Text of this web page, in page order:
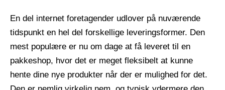
En del internet foretagender udlover på nuværende
tidspunkt en hel del forskellige leveringsformer. Den
mest populære er nu om dage at få leveret til en
pakkeshop, hvor det er meget fleksibelt at kunne
hente dine nye produkter når der er mulighed for det.